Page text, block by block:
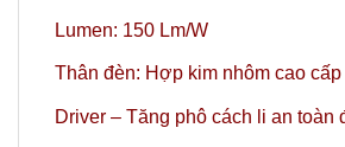
Lumen: 150 Lm/W
Thân đèn: Hợp kim nhôm cao cấp
Driver – Tăng phô cách li an toàn